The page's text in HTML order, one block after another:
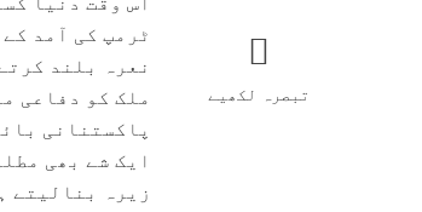
تبصرہ لکھیے
ٹرمپ کی آمد
نعرہ بلند
ملک کو دفاعی
پاکستنانی
ایک شے بھی
زیرہ بنالیتے